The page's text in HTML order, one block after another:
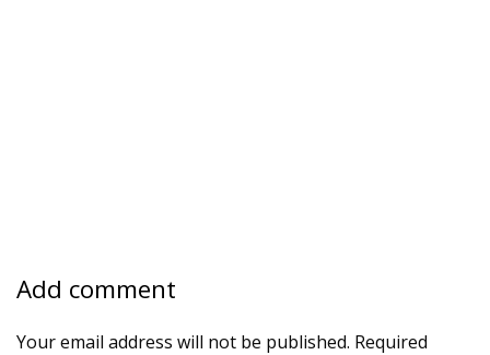
Add comment
Your email address will not be published. Required